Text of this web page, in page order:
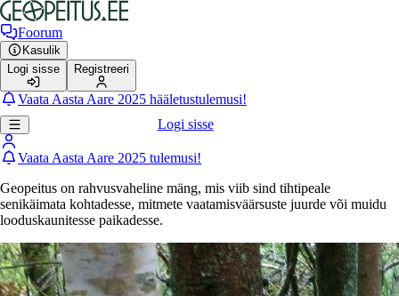
Foorum
Kasulik
Logi sisse
Registreeri
Vaata Aasta Aare 2025 hääletustulemusi!
Logi sisse
Vaata Aasta Aare 2025 tulemusi!
Geopeitus on rahvusvaheline mäng, mis viib sind tihtipeale
senikäimata kohtadesse, mitmete vaatamisväärsuste juurde või muidu
looduskaunitesse paikadesse.